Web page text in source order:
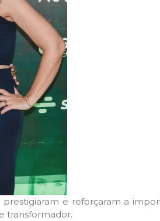
e reforçaram a
transformador.